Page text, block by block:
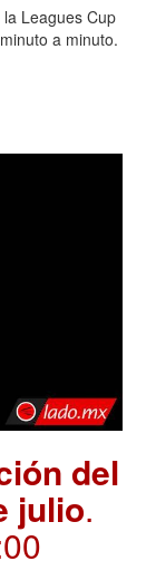
Leagues Cup
a minuto.
del
julio.